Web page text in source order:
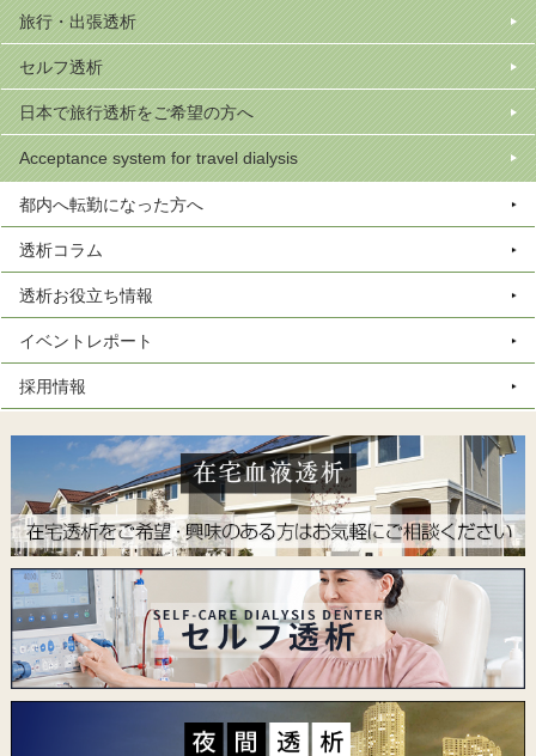
旅行・出張透析
セルフ透析
日本で旅行透析をご希望の方へ
Acceptance system for travel dialysis
都内へ転勤になった方へ
透析コラム
透析お役立ち情報
イベントレポート
採用情報